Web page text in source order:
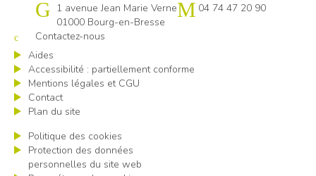
Cap emploi 01
1 avenue Jean Marie Verne
01000 Bourg-en-Bresse
04 74 47 20 90
Contactez-nous
Aides
Accessibilité : partiellement conforme
Mentions légales et CGU
Contact
Plan du site
Politique des cookies
Protection des données
personnelles du site web